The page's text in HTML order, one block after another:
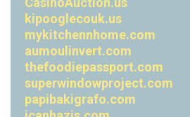
kipooglecouk.us
mykitchennhome.com
aumoulinvert.com
thefoodiepassport.com
superwindowproject.com
papibakigrafo.com